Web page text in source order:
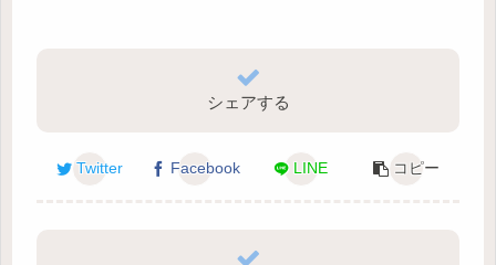
シェアする
Twitter Facebook LINE コピー